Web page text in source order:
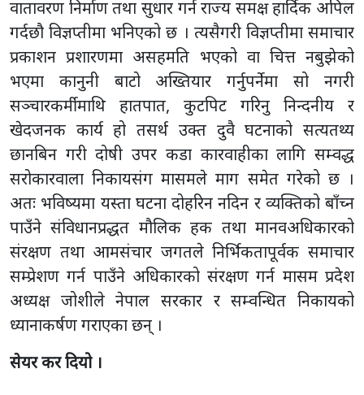
वातावरण निर्माण तथा सुधार गर्न राज्य समक्ष हार्दिक अपिल
गर्दछौ विज्ञप्तीमा भनिएको छ । त्यसैगरी विज्ञप्तीमा समाचार
प्रकाशन प्रशारणमा असहमति भएको वा चित्त नबुझेको
भएमा कानुनी बाटो अख्तियार गर्नुपर्नेमा सो नगरी
सञ्चारकर्मीमाथि हातपात, कुटपिट गरिनु निन्दनीय र
खेदजनक कार्य हो तसर्थ उक्त दुवै घटनाको सत्यतथ्य
छानबिन गरी दोषी उपर कडा कारवाहीका लागि सम्वद्ध
सरोकारवाला निकायसंग मासमले माग समेत गरेको छ ।
अतः भविष्यमा यस्ता घटना दोहरिन नदिन र व्यक्तिको बाँच्न
पाउँने संविधानप्रद्धत मौलिक हक तथा मानवअधिकारको
संरक्षण तथा आमसंचार जगतले निर्भिकतापूर्वक समाचार
सम्प्रेशण गर्न पाउँने अधिकारको संरक्षण गर्न मासम प्रदेश
अध्यक्ष जोशीले नेपाल सरकार र सम्वन्धित निकायको
ध्यानाकर्षण गराएका छन् ।
सेयर कर दियो ।